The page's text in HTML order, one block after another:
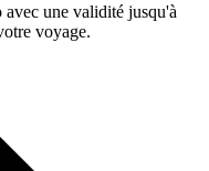
une validité jusqu'à
voyage.